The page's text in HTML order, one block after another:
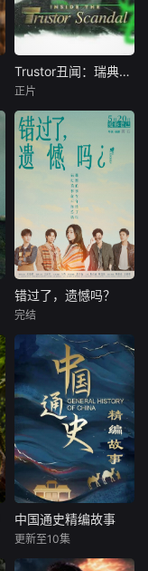
Trustor丑闻：瑞典金融案内幕
网飞投资了两部新
的瑞典电影——包
括由卡琳·af·克林伯
格和特蕾莎·奥尔登
拍摄的纪录片《信
任者》,讲述了瑞典
最臭名昭著的生态
犯罪之一。在这
里，约阿希姆·波塞
纳站出来，用他自
己的话讲述了关于
Trustor丑闻：瑞典金融案内幕
正片
错过了，遗憾吗？
白客
00后女孩吴小北惨
遭"断崖式分手"，
失恋后的她在发疯
和颓废中反复横
跳，终于决定反
击！小北跌跌撞撞
做完了"失恋后也不
必做的12件事"：改
造自己、假装理
性、周旋于形形色
错过了，遗憾吗？
完结
中国通史精编故事
中国通史精编故事
更新至10集